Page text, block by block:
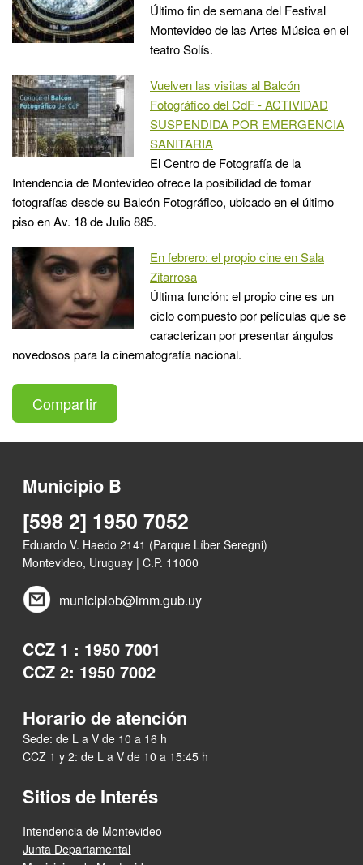
Último fin de semana del Festival
Montevideo de las Artes Música en el
teatro Solís.
Vuelven las visitas al Balcón
Fotográfico del CdF - ACTIVIDAD
SUSPENDIDA POR EMERGENCIA
SANITARIA
El Centro de Fotografía de la
Intendencia de Montevideo ofrece la posibilidad de tomar
fotografías desde su Balcón Fotográfico, ubicado en el último
piso en Av. 18 de Julio 885.
En febrero: el propio cine en Sala
Zitarrosa
Última función: el propio cine es un
ciclo compuesto por películas que se
caracterizan por presentar ángulos
novedosos para la cinematografía nacional.
Compartir
Municipio B
[598 2] 1950 7052
Eduardo V. Haedo 2141 (Parque Líber Seregni)
Montevideo, Uruguay | C.P. 11000
municipiob@imm.gub.uy
CCZ 1 : 1950 7001
CCZ 2: 1950 7002
Horario de atención
Sede: de L a V de 10 a 16 h
CCZ 1 y 2: de L a V de 10 a 15:45 h
Sitios de Interés
Intendencia de Montevideo
Junta Departamental